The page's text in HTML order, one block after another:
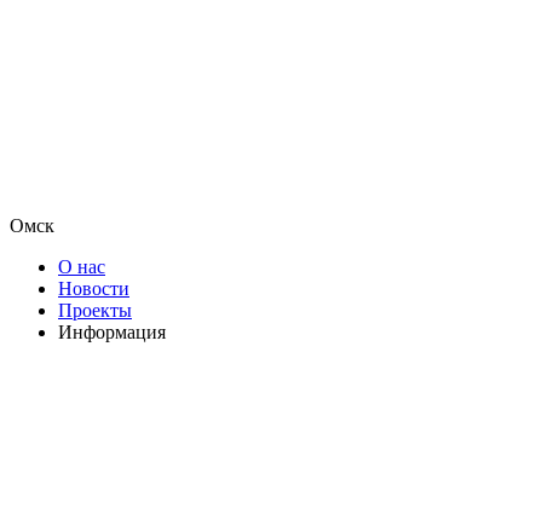
Омск
О нас
Новости
Проекты
Информация